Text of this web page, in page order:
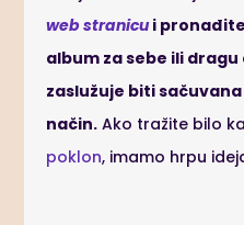
web stranicui
album za sebe ili
zaslužuje biti
način. Ako tražite bilo
poklon, imamo hrpu